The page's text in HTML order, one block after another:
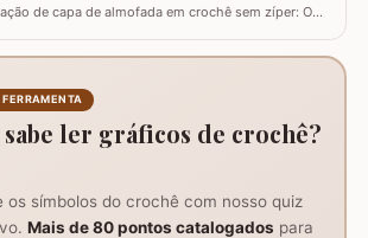
de capa de almofada em crochê sem zíper: O
para lavar e versátil, usando crochê com fio de
necessários para o projeto: São
fio de algodão nº6, agulha de…
FERRAMENTA
sabe ler gráficos de crochê?
os símbolos do crochê com nosso quiz
Mais de 80 pontos catalogados para